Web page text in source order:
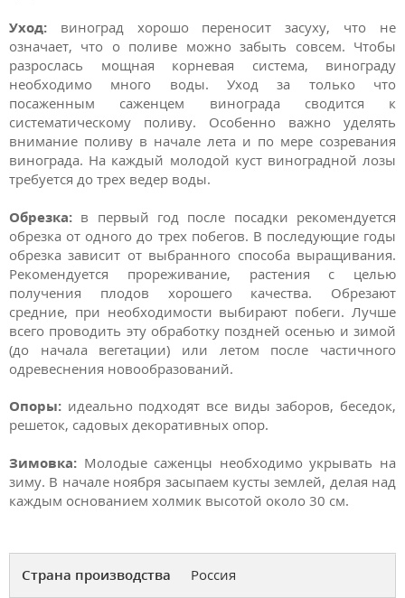
Уход: виноград хорошо переносит засуху, что не
означает, что о поливе можно забыть совсем. Чтобы
разрослась мощная корневая система, винограду
необходимо много воды. Уход за только что
посаженным саженцем винограда сводится к
систематическому поливу. Особенно важно уделять
внимание поливу в начале лета и по мере созревания
винограда. На каждый молодой куст виноградной лозы
требуется до трех ведер воды.
Обрезка: в первый год после посадки рекомендуется
обрезка от одного до трех побегов. В последующие годы
обрезка зависит от выбранного способа выращивания.
Рекомендуется прореживание, растения с целью
получения плодов хорошего качества. Обрезают
средние, при необходимости выбирают побеги. Лучше
всего проводить эту обработку поздней осенью и зимой
(до начала вегетации) или летом после частичного
одревеснения новообразований.
Опоры: идеально подходят все виды заборов, беседок,
решеток, садовых декоративных опор.
Зимовка: Молодые саженцы необходимо укрывать на
зиму. В начале ноября засыпаем кусты землей, делая над
каждым основанием холмик высотой около 30 см.
Страна производства Россия